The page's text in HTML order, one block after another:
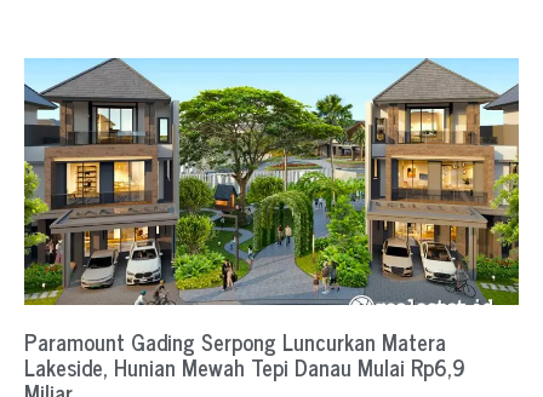
Paramount Gading Serpong Luncurkan Matera
Lakeside, Hunian Mewah Tepi Danau Mulai Rp6,9